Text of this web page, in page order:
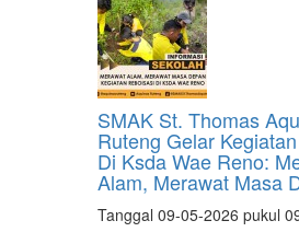
SMAK St. Thomas
Ruteng Gelar
Di Ksda Wae Reno:
Alam, Merawat Masa
Tanggal 09-05-2026 pukul